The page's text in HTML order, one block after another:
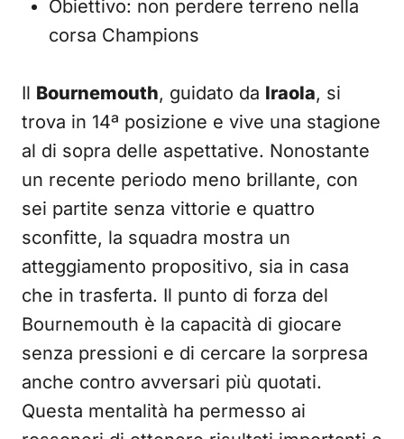
Obiettivo: non perdere terreno nella
corsa Champions
Il Bournemouth, guidato da Iraola, si
trova in 14ª posizione e vive una stagione
al di sopra delle aspettative. Nonostante
un recente periodo meno brillante, con
sei partite senza vittorie e quattro
sconfitte, la squadra mostra un
atteggiamento propositivo, sia in casa
che in trasferta. Il punto di forza del
Bournemouth è la capacità di giocare
senza pressioni e di cercare la sorpresa
anche contro avversari più quotati.
Questa mentalità ha permesso ai